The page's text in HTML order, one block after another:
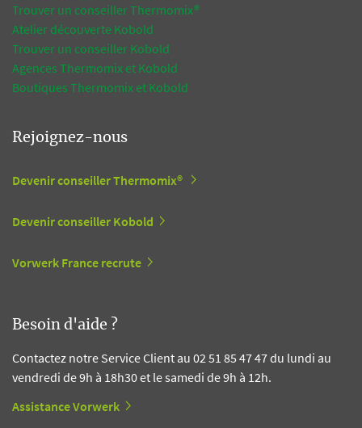
Trouver un conseiller Thermomix®
Atelier découverte Kobold
Trouver un conseiller Kobold
Agences Thermomix et Kobold
Boutiques Thermomix et Kobold
Rejoignez-nous
Devenir conseiller Thermomix®
Devenir conseiller Kobold
Vorwerk France recrute
Besoin d'aide ?
Contactez notre Service Client au 02 51 85 47 47 du lundi au
vendredi de 9h à 18h30 et le samedi de 9h à 12h.
Assistance Vorwerk